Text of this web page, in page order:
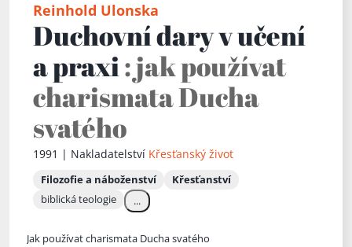
Reinhold Ulonska
Duchovní dary v učení
a praxi: jak používat
charismata Ducha
svatého
1991 | Nakladatelství Křesťanský život
Filozofie a náboženství
Křesťanství
biblická teologie
...
Jak používat charismata Ducha svatého